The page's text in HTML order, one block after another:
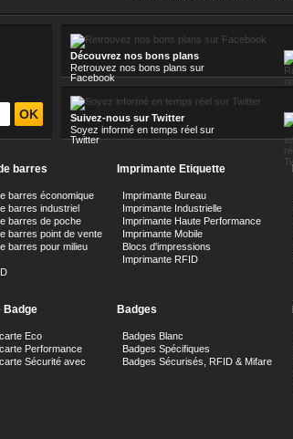
Découvrez nos bons plans
Retrouvez nos bons plans sur
Facebook
Suivez-nous sur Twitter
Soyez informé en temps réel sur
Twitter
barres
barres économique
barres industriel
barres de poche
barres point de vente
barres pour milieu
Imprimante Etiquette
Imprimante Bureau
Imprimante Industrielle
Imprimante Haute Performance
Imprimante Mobile
Blocs d'impressions
Imprimante RFID
Badge
Eco
Performance
Sécurité avec
Badges
Badges Blanc
Badges Spécifiques
Badges Sécurisés, RFID & Mifare